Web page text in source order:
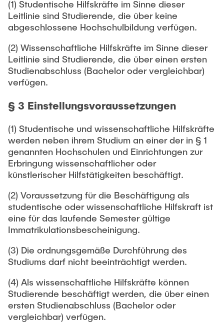
(1) Studentische Hilfskräfte im Sinne dieser
Leitlinie sind Studierende, die über keine
abgeschlossene Hochschulbildung verfügen.
(2) Wissenschaftliche Hilfskräfte im Sinne dieser
Leitlinie sind Studierende, die über einen ersten
Studienabschluss (Bachelor oder vergleichbar)
verfügen.
§ 3 Einstellungsvoraussetzungen
(1) Studentische und wissenschaftliche Hilfskräfte
werden neben ihrem Studium an einer der in § 1
genannten Hochschulen und Einrichtungen zur
Erbringung wissenschaftlicher oder
künstlerischer Hilfstätigkeiten beschäftigt.
(2) Voraussetzung für die Beschäftigung als
studentische oder wissenschaftliche Hilfskraft ist
eine für das laufende Semester gültige
Immatrikulationsbescheinigung.
(3) Die ordnungsgemäße Durchführung des
Studiums darf nicht beeinträchtigt werden.
(4) Als wissenschaftliche Hilfskräfte können
Studierende beschäftigt werden, die über einen
ersten Studienabschluss (Bachelor oder
vergleichbar) verfügen.